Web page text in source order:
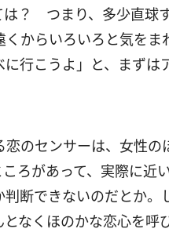
は？ つまり、多少直球
からいろいろと気をま
行こうよ」と、まずは
のセンサーは、女性の
ろがあって、実際に近
断できないのだとか。
なくほのかな恋心を呼